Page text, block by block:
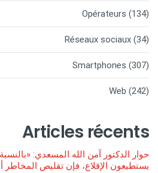
Opérateurs (134)
Réseaux sociaux (34)
Smartphones (307)
Web (242)
Articles récents
حوار الدكتور آمن الله المسعدي:
يستطيعون الإقلاع، فإن تقليص المخاطر